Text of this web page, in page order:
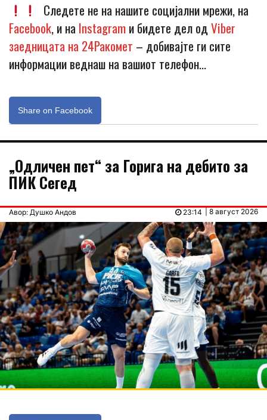
Следете не на нашите социјални мрежи, на
Facebook, и на Instagramи бидете дел одViber
заедницата на 24Ракомет – добивајте ги сите
информации веднаш на вашиот телефон…
Share on Facebook
„Одличен пет“ за Горига на дебито за
ПИК Сегед
Авор: Душко Андов | 8 август 2026
23:14